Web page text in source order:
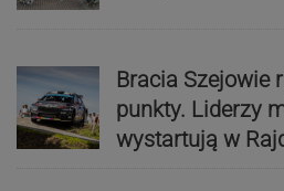
Bracia Szejowie
punkty. Liderzy
wystartują w